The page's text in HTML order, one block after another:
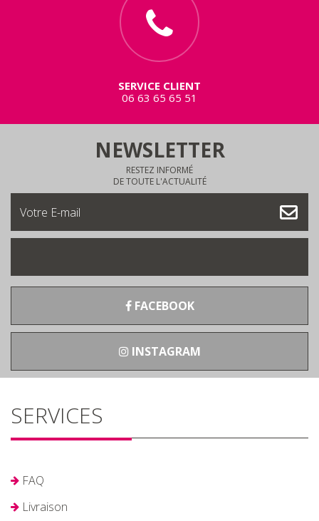
SERVICE CLIENT
06 63 65 65 51
NEWSLETTER
RESTEZ INFORMÉ
DE TOUTE L'ACTUALITÉ
FACEBOOK
INSTAGRAM
SERVICES
FAQ
Livraison